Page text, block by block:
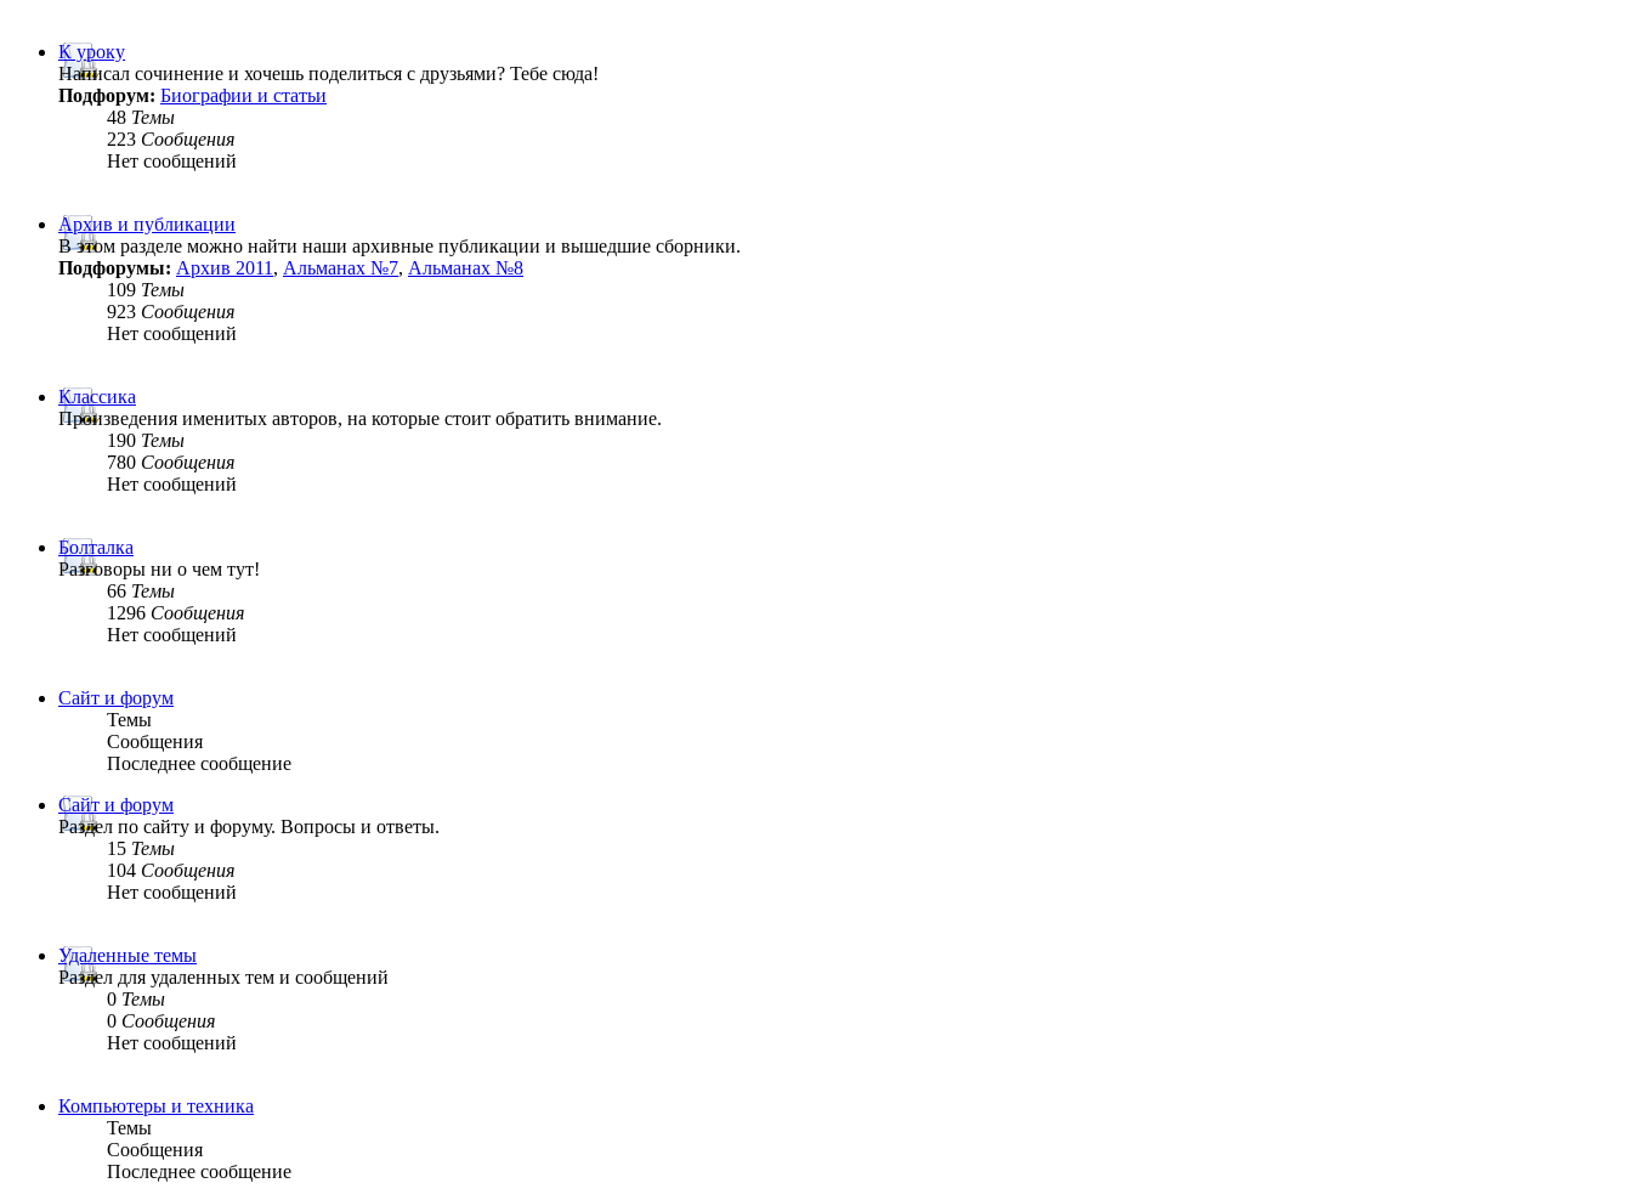
К уроку
Написал сочинение и хочешь поделиться с друзьями? Тебе сюда!
Подфорум: Биографии и статьи
48 Темы
223 Сообщения
Нет сообщений
Архив и публикации
В этом разделе можно найти наши архивные публикации и вышедшие сборники.
Подфорумы: Архив 2011 , Альманах №7, Альманах №8
109 Темы
923 Сообщения
Нет сообщений
Классика
Произведения именитых авторов, на которые стоит обратить внимание.
190 Темы
780 Сообщения
Нет сообщений
Болталка
Разговоры ни о чем тут!
66 Темы
1296 Сообщения
Нет сообщений
Сайт и форум
Темы
Сообщения
Последнее сообщение
Сайт и форум
Раздел по сайту и форуму. Вопросы и ответы.
15 Темы
104 Сообщения
Нет сообщений
Удаленные темы
Раздел для удаленных тем и сообщений
0 Темы
0 Сообщения
Нет сообщений
Компьютеры и техника
Темы
Сообщения
Последнее сообщение